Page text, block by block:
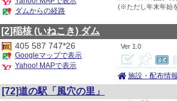
(※ただし年末年始
ダムからの経路
[2]稲核 (いねこき) ダム
1.0
施設・配布情
405 587 747*26
Googleマップで表示
Yahoo! MAPで表示
[72]道の駅「風穴の里」